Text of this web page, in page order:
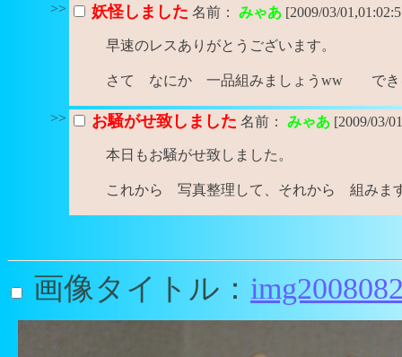
>> 妖怪しました 名前： みゃあ [2009/03/
早速のレスありがとうございます。
さて なにか 一品組みましょうww でき
>> お騒がせ致しました 名前： みゃあ [2009/03/
本日もお騒がせ致しました。
これから 写真整理して、それから 組みま
画像タイトル：